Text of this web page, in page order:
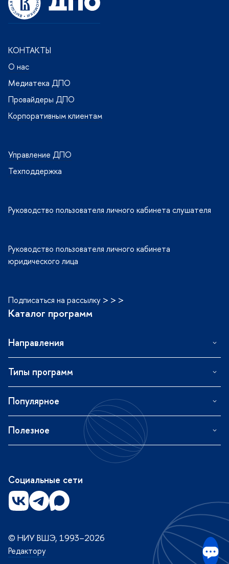
КОНТАКТЫ
О нас
Медиатека ДПО
Провайдеры ДПО
Корпоративным клиентам
Управление ДПО
Техподдержка
Руководство пользователя личного кабинета слушателя
Руководство пользователя личного кабинета
юридического лица
Подписаться на рассылку > > >
Каталог программ
Направления
Типы программ
Популярное
Полезное
Социальные сети
© НИУ ВШЭ, 1993–2026
Редактору